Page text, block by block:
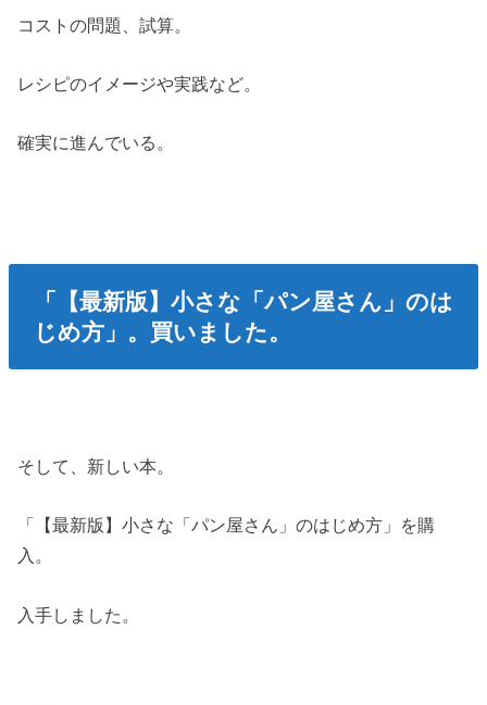
コストの問題、試算。
レシピのイメージや実践など。
確実に進んでいる。
「【最新版】小さな「パン屋さん」のは
じめ方」。買いました。
そして、新しい本。
「【最新版】小さな「パン屋さん」のはじめ方」を購
入。
入手しました。